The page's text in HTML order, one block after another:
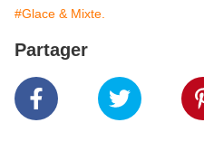
#Glace & Mixte.
Partager